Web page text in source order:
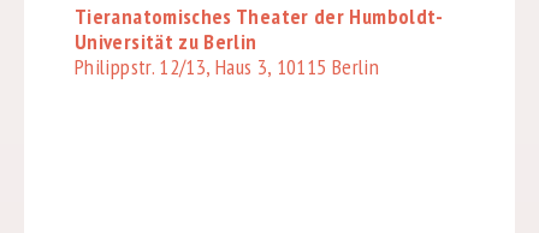
Tieranatomisches Theater der Humboldt-
Universität zu Berlin
Philippstr. 12/13, Haus 3, 10115 Berlin